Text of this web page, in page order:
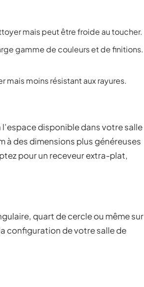
mais peut être froide au toucher.
gamme de couleurs et de finitions.
moins résistant aux rayures.
disponible dans votre salle
à des dimensions plus généreuses
pour un receveur extra-plat,
quart de cercle ou même sur
configuration de votre salle de